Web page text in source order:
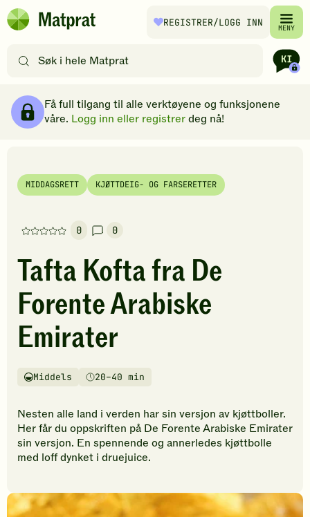
Hopp til hovedinnhold
Matprat
REGISTRER/LOGG INN MENY
etter
filtre
Få full tilgang til alle verktøyene og funksjonene
våre. Logg inn eller registrerdeg nå!
MIDDAGSRETT KJØTTDEIG- OG FARSERETTER
0
Denne
har
foreløpig
ingen
vurderinger.
Bli
den
til
denne
oppskriften.
0
Tafta Kofta fra De
Forente Arabiske
Emirater
Vanskelighetsgrad
Middels
Tilberedningstid20–40 min
Nesten alle land i verden har sin versjon av kjøttboller.
Her får du oppskriften på De Forente Arabiske Emirater
sin versjon. En spennende og annerledes kjøttbolle
med loff dynket i druejuice.